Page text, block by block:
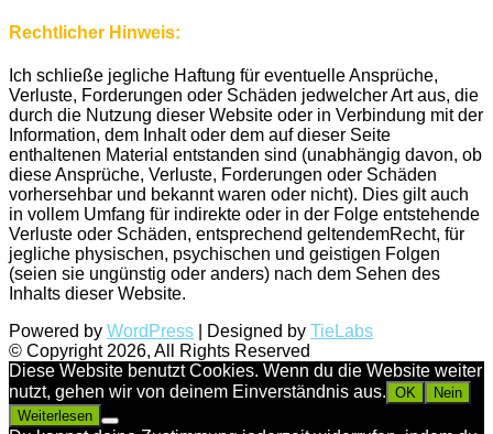
Rechtlicher Hinweis:
Ich schließe jegliche Haftung für eventuelle Ansprüche,
Verluste, Forderungen oder Schäden jedwelcher Art aus, die
durch die Nutzung dieser Website oder in Verbindung mit der
Information, dem Inhalt oder dem auf dieser Seite
enthaltenen Material entstanden sind (unabhängig davon, ob
diese Ansprüche, Verluste, Forderungen oder Schäden
vorhersehbar und bekannt waren oder nicht). Dies gilt auch
in vollem Umfang für indirekte oder in der Folge entstehende
Verluste oder Schäden, entsprechend geltendemRecht, für
jegliche physischen, psychischen und geistigen Folgen
(seien sie ungünstig oder anders) nach dem Sehen des
Inhalts dieser Website.
Powered by WordPress | Designed by TieLabs
© Copyright 2026, All Rights Reserved
Diese Website benutzt Cookies. Wenn du die Website weiter
nutzt, gehen wir von deinem Einverständnis aus. OK
Nein
Weiterlesen